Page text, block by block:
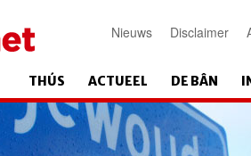
Nieuws Disclaimer
THÚS ACTUEEL DE BÂN